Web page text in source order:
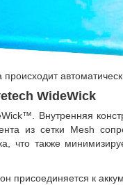
WideWick
Внутренняя
из сетки Mesh
что также
присоединяется к